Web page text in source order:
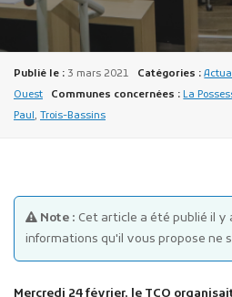
Plans d'accès
Publié le : 3 mars 2021 Catégories :
Ouest
Communes concernées : La
Paul, Trois-Bassins
Note : Cet article a été publié il y
informations qu'il vous propose ne
Mercredi 24 février, le TCO